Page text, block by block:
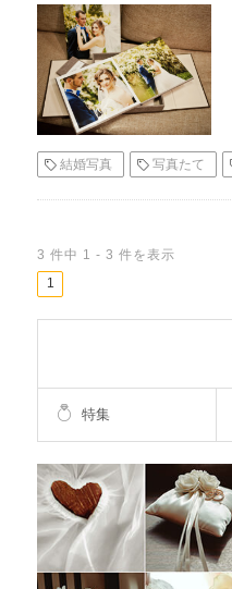
結婚写真 写真たて
3 件中 1 - 3 件を表示
1
特集